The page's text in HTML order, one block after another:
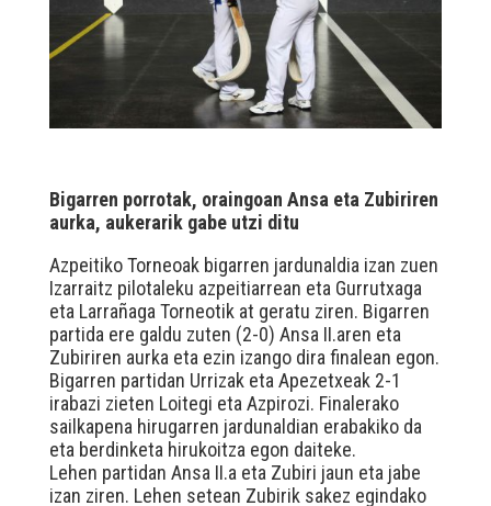
Bigarren porrotak, oraingoan Ansa eta Zubiriren
aurka, aukerarik gabe utzi ditu
Azpeitiko Torneoak bigarren jardunaldia izan zuen
Izarraitz pilotaleku azpeitiarrean eta Gurrutxaga
eta Larrañaga Torneotik at geratu ziren. Bigarren
partida ere galdu zuten (2-0) Ansa II.aren eta
Zubiriren aurka eta ezin izango dira finalean egon.
Bigarren partidan Urrizak eta Apezetxeak 2-1
irabazi zieten Loitegi eta Azpirozi. Finalerako
sailkapena hirugarren jardunaldian erabakiko da
eta berdinketa hirukoitza egon daiteke.
Lehen partidan Ansa II.a eta Zubiri jaun eta jabe
izan ziren. Lehen setean Zubirik sakez egindako